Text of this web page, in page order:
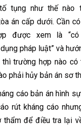
tụng như thế nào
án cấp dưới. Cần
được xem là
pháp luật”và
trường hợp nào
phải hủy bản án sơ
cáo bản án hình
rút kháng cáo
thẩm để điều tra lại